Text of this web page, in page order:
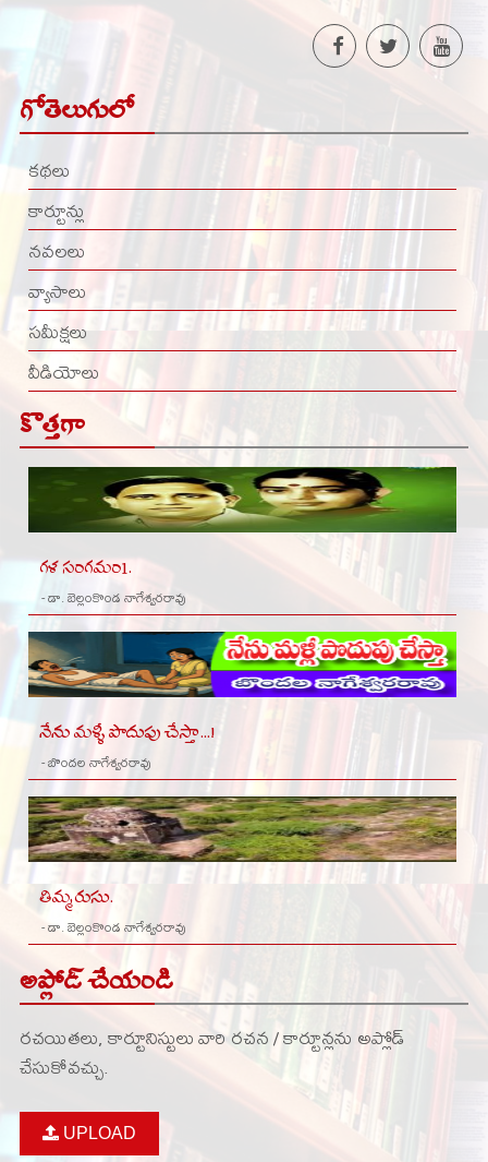
గోతెలుగులో
కథలు
కార్టూన్లు
నవలలు
వ్యాసాలు
సమీక్షలు
వీడియోలు
కొత్తగా
గళ సంగమం1.
- డా. బెల్లంకొండ నాగేశ్వరరావు
నేను మళ్ళీ పొదుపు చేస్తా...!
- బొందల నాగేశ్వరరావు
తిమ్మరుసు.
- డా. బెల్లంకొండ నాగేశ్వరరావు
అప్లోడ్ చేయండి
రచయితలు, కార్టూనిస్టులు వారి రచన / కార్టూన్లను అప్లోడ్
చేసుకోవచ్చు.
UPLOAD